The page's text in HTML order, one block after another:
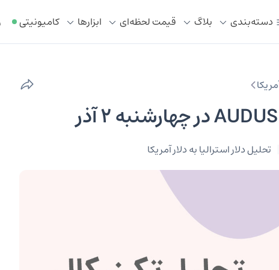
دسته‌بندی بلاگ قیمت لحظه‌ای ابزار‌ها کامیونیتی
تحلیل دلار استرالیا به دلار آمریکا